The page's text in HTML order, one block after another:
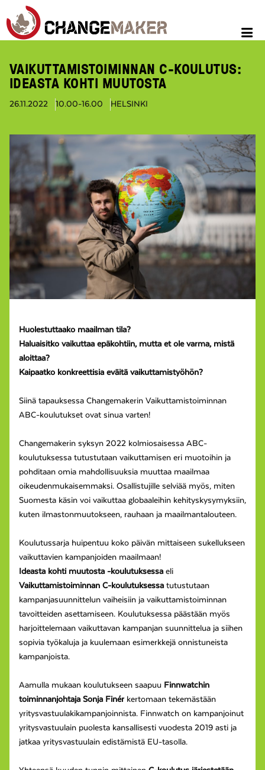
VAIKUTTAMISTOIMINNAN C-KOULUTUS:
IDEASTA KOHTI MUUTOSTA
26.11.2022 10.00-16.00 HELSINKI
Huolestuttaako maailman tila?
Haluaisitko vaikuttaa epäkohtiin, mutta et ole varma, mistä
aloittaa?
Kaipaatko konkreettisia eväitä vaikuttamistyöhön?
Siinä tapauksessa Changemakerin Vaikuttamistoiminnan
ABC-koulutukset ovat sinua varten!
Changemakerin syksyn 2022 kolmiosaisessa ABC-
koulutuksessa tutustutaan vaikuttamisen eri muotoihin ja
pohditaan omia mahdollisuuksia muuttaa maailmaa
oikeudenmukaisemmaksi. Osallistujille selviää myös, miten
Suomesta käsin voi vaikuttaa globaaleihin kehityskysymyksiin,
kuten ilmastonmuutokseen, rauhaan ja maailmantalouteen.
Koulutussarja huipentuu koko päivän mittaiseen sukellukseen
vaikuttavien kampanjoiden maailmaan!
Ideasta kohti muutosta -koulutuksessa eli
Vaikuttamistoiminnan C-koulutuksessa tutustutaan
kampanjasuunnittelun vaiheisiin ja vaikuttamistoiminnan
tavoitteiden asettamiseen. Koulutuksessa päästään myös
harjoittelemaan vaikuttavan kampanjan suunnittelua ja siihen
sopivia työkaluja ja kuulemaan esimerkkejä onnistuneista
kampanjoista.
Aamulla mukaan koulutukseen saapuu Finnwatchin
toiminnanjohtaja Sonja Finér kertomaan tekemästään
yritysvastuulakikampanjoinnista. Finnwatch on kampanjoinut
yritysvastuulain puolesta kansallisesti vuodesta 2019 asti ja
jatkaa yritysvastuulain edistämistä EU-tasolla.